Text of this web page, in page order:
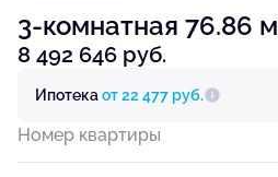
3-комнатная 76.86 м
8 492 646 руб.
Ипотекаот 22 477 руб.
Номер квартиры